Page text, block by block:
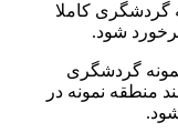
گردشگری کاملا
شود.
گردشگری
منطقه نمونه در